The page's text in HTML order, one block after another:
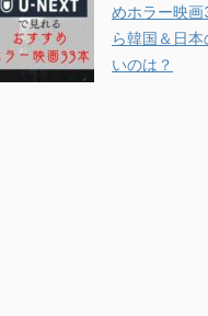
めホラー映
ら韓国＆日
いのは？